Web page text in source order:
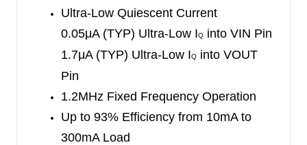
voltage is higher than the output. In addition,
when the input voltage is 300mV above the output
The device integrates various protection features
Ultra-Low Quiescent Current
0.05μA (TYP) Ultra-Low IQ into VIN Pin
1.7μA (TYP) Ultra-Low IQ into VOUT
Pin
1.2MHz Fixed Frequency Operation
Up to 93% Efficiency from 10mA to
300mA Load